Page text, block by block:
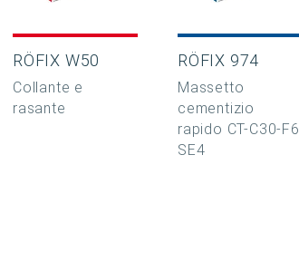
RÖFIX W50
Collante e
rasante
RÖFIX 974
Massetto
cementizio
rapido CT-C30-F6
SE4